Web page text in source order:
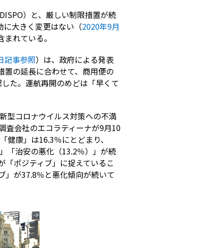
）と、厳しい制限措置が続
に大きく変更はない（2020年9月
れている。
記事参照）は、政府による発表
の延長に合わせて、商用便の
た。運航再開のめどは「早くて
型コロナウイルス対策への不満
査会社のエコラティーナが9月10
康」は16.3％にとどまり、
「治安の悪化（13.2％）」が続
「ポジティブ」に捉えているこ
」が37.8％と悪化傾向が続いて